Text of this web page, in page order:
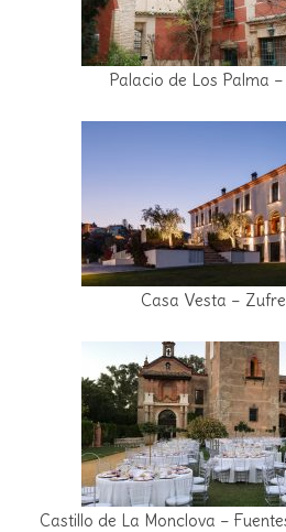
Palacio de Los Palma
Casa Vesta –
Castillo de La Monclova –